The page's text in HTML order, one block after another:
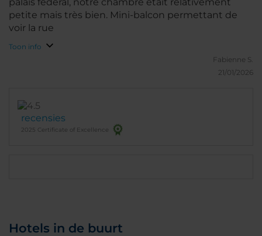
petite mais très bien. Mini-balcon permettant de
voir la rue
Toon info
Fabienne S.
21/01/2026
recensies
2025 Certificate of Excellence
Hotels in de buurt